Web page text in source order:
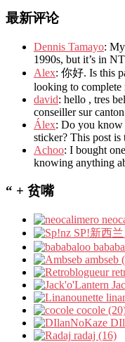
最新评论
Dennis Tamayo:
1990s, but it’s in
Alex: 你好. Is this
looking to complete
david: hello , tres
conseiller sur
Álex: Do you know
sticker? This post is
Achoo: I bought
knowing anything
“ + 贫嘴
SP!新西
ambseb
cocole
radaj (16)